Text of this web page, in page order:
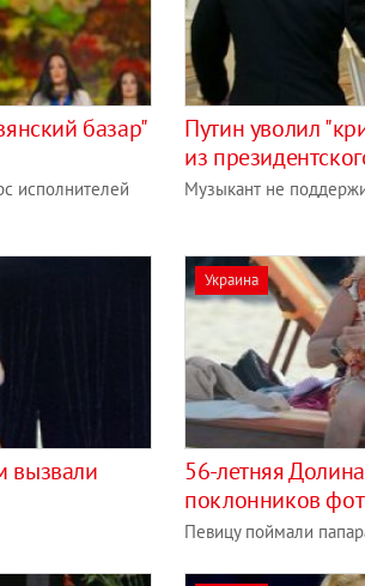
базар"
исполнителей
Путин уволил
из
Музыкант не
вызвали
Украина
56-летняя
поклонников
Певицу поймали